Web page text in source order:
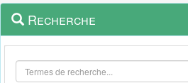
Navigation
outils
Menu
contextuel
Recherche